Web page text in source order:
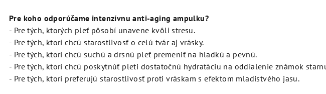
Pre koho odporúčame intenzívnu anti-aging ampulku?
- Pre tých, ktorých pleť pôsobí unavene kvôli stresu.
- Pre tých, ktorí chcú starostlivosť o celú tvár aj vrásky.
- Pre tých, ktorí chcú suchú a drsnú pleť premeniť na hladkú a pevnú.
- Pre tých, ktorí chcú poskytnúť pleti dostatočnú hydratáciu na oddialenie známok
- Pre tých, ktorí preferujú starostlivosť proti vráskam s efektom mladistvého jasu.